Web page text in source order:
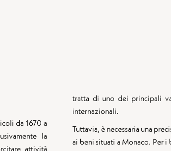
da 1670 a
la
attività
tratta di uno dei principali
internazionali.
Tuttavia, è necessaria una
ai beni situati a Monaco. Per i